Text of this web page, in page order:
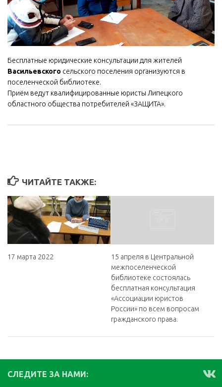
Бесплатные юридические консультации для жителей
Васильевского сельского поселения организуются в
поселенческой библиотеке.
Приём ведут квалифицированные юристы Липецкого
областного общества потребителей «ЗАЩИТА».
ЧИТАЙТЕ ТАКЖЕ:
17 марта 2022
15 апреля в Центральной
межпоселенческой
библиотеке состоялась
бесплатная консультация
«Ассоциации юристов
России» по всем вопросам
гражданского права.
СЛЕДИТЕ ЗА НАМИ: